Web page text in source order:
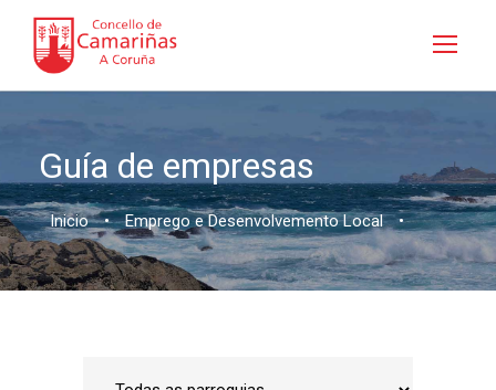
Guía de empresas
Inicio • Emprego e Desenvolvemento Local •